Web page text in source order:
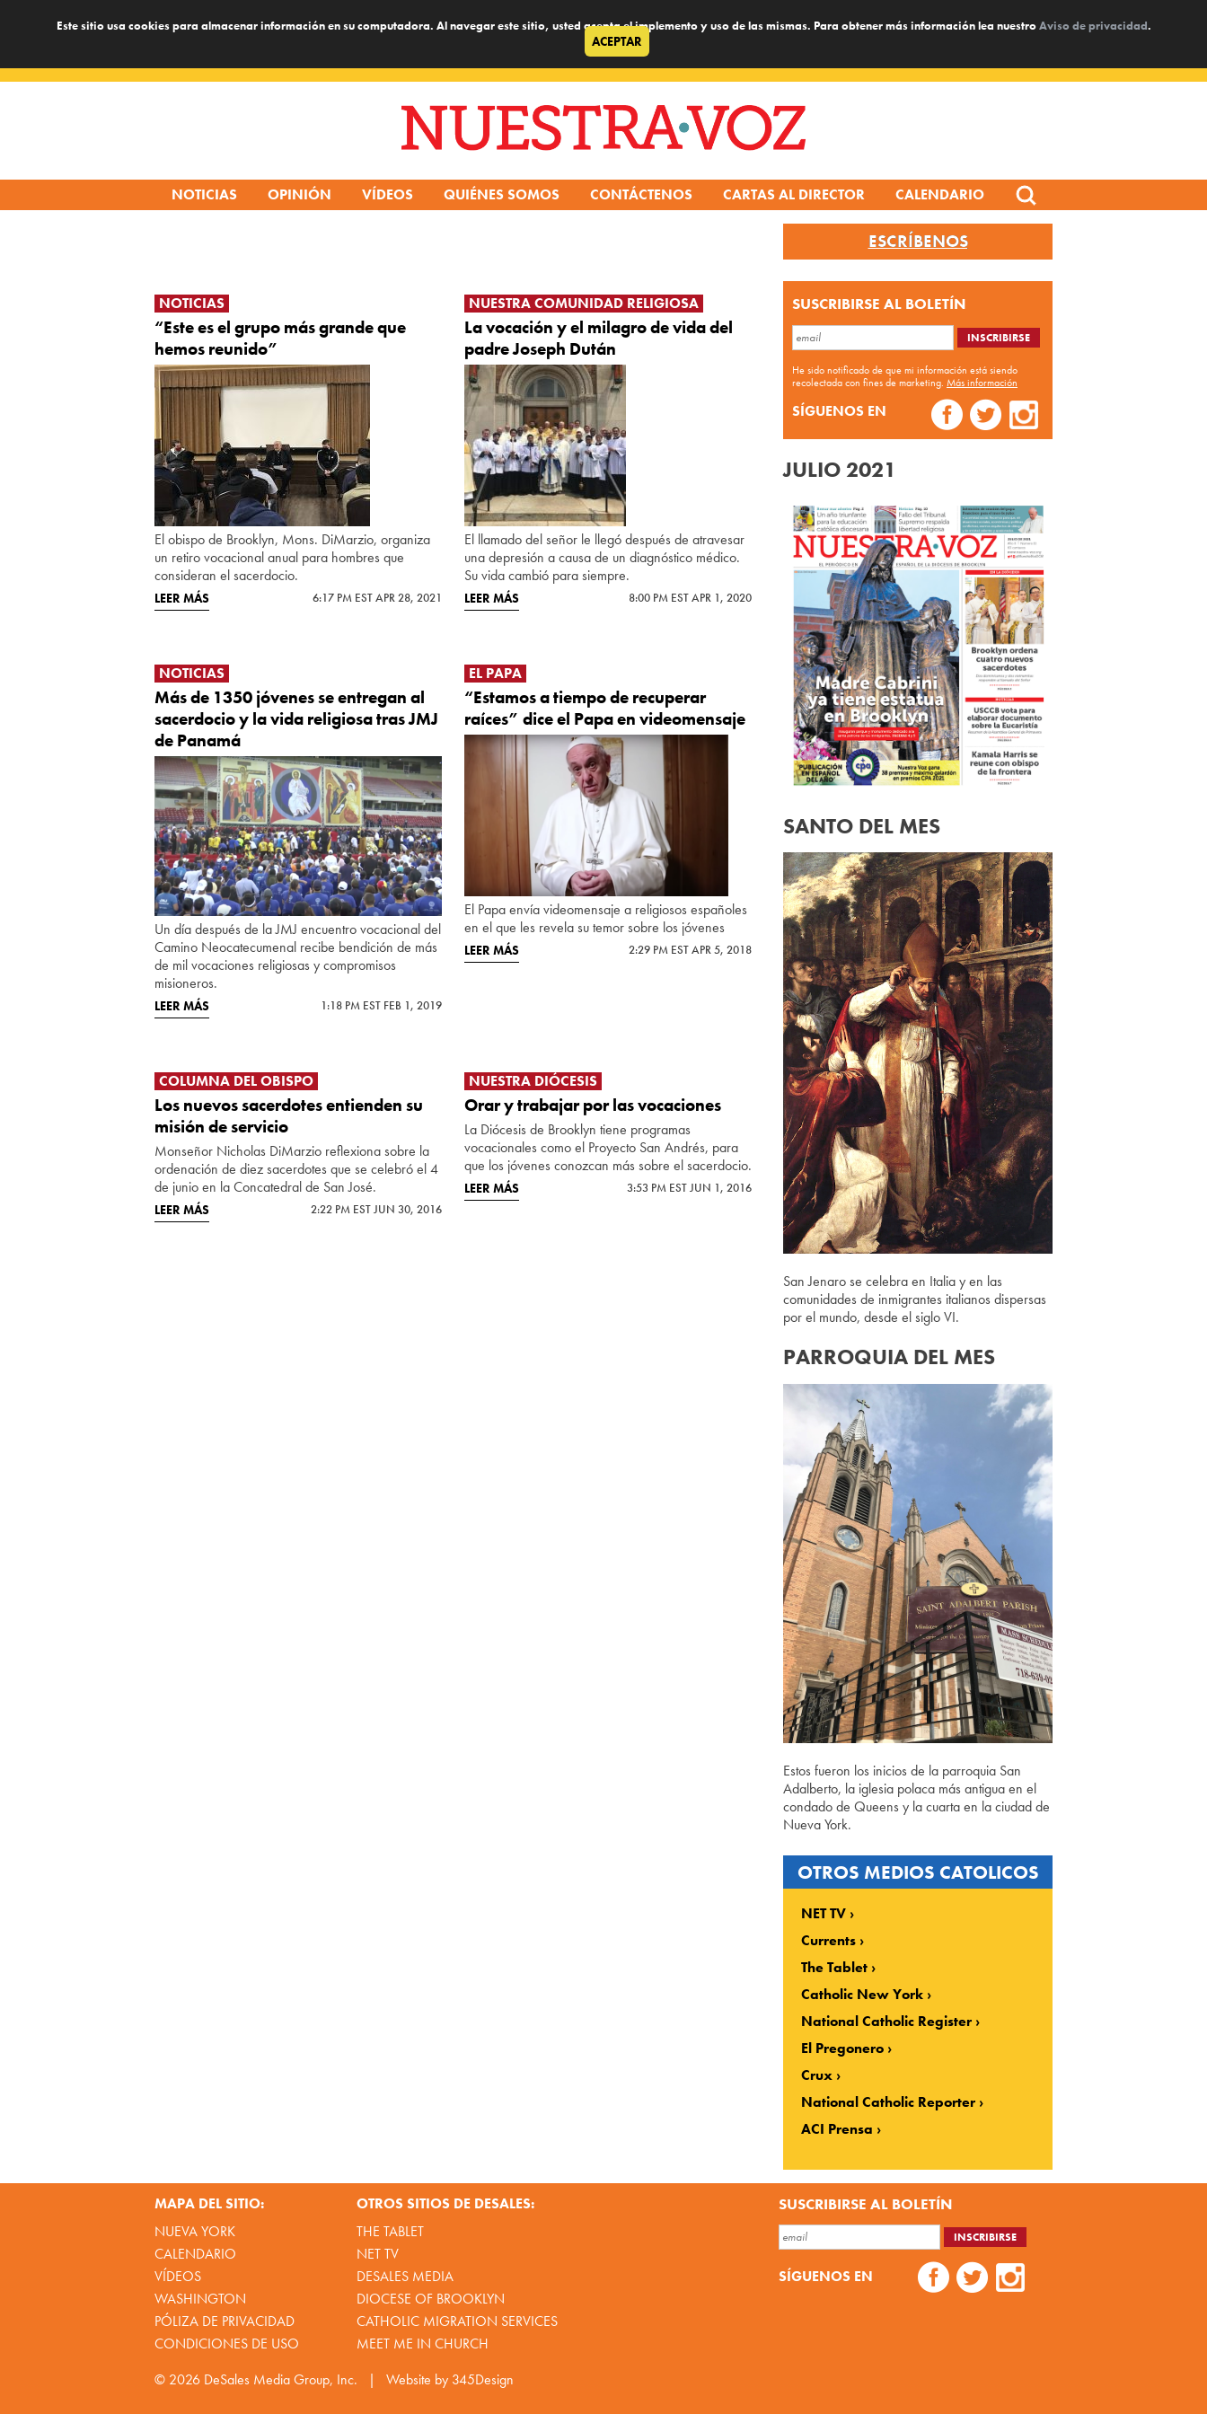
Este sitio usa cookies para almacenar información en su computadora. Al navegar este sitio, usted acepta el implemento y uso de las mismas. Para obtener más información lea nuestroAviso de privacidad.
ACEPTAR
NOTICIAS OPINIÓN VÍDEOS QUIÉNES SOMOS CONTÁCTENOS CARTAS AL DIRECTOR CALENDARIO
Search
for:
NOTICIAS
“Este es el grupo más grande que
hemos reunido”
El obispo de Brooklyn, Mons. DiMarzio, organiza
un retiro vocacional anual para hombres que
consideran el sacerdocio.
LEER MÁS 6:17 PM EST APR 28, 2021
NUESTRA COMUNIDAD RELIGIOSA
La vocación y el milagro de vida del
padre Joseph Dután
El llamado del señor le llegó después de atravesar
una depresión a causa de un diagnóstico médico.
Su vida cambió para siempre.
LEER MÁS 8:00 PM EST APR 1, 2020
NOTICIAS
Más de 1350 jóvenes se entregan al
sacerdocio y la vida religiosa tras JMJ
de Panamá
Un día después de la JMJ encuentro vocacional del
Camino Neocatecumenal recibe bendición de más
de mil vocaciones religiosas y compromisos
misioneros.
LEER MÁS 1:18 PM EST FEB 1, 2019
EL PAPA
“Estamos a tiempo de recuperar
raíces” dice el Papa en videomensaje
El Papa envía videomensaje a religiosos españoles
en el que les revela su temor sobre los jóvenes
LEER MÁS 2:29 PM EST APR 5, 2018
COLUMNA DEL OBISPO
Los nuevos sacerdotes entienden su
misión de servicio
Monseñor Nicholas DiMarzio reflexiona sobre la
ordenación de diez sacerdotes que se celebró el 4
de junio en la Concatedral de San José.
LEER MÁS 2:22 PM EST JUN 30, 2016
NUESTRA DIÓCESIS
Orar y trabajar por las vocaciones
La Diócesis de Brooklyn tiene programas
vocacionales como el Proyecto San Andrés, para
que los jóvenes conozcan más sobre el sacerdocio.
LEER MÁS 3:53 PM EST JUN 1, 2016
ESCRÍBENOS
SUSCRIBIRSE AL BOLETÍN
He sido notificado de que mi información está siendo
recolectada con fines de marketing. Más información
SÍGUENOS EN
JULIO 2021
SANTO DEL MES
San Jenaro se celebra en Italia y en las
comunidades de inmigrantes italianos dispersas
por el mundo, desde el siglo VI.
PARROQUIA DEL MES
Estos fueron los inicios de la parroquia San
Adalberto, la iglesia polaca más antigua en el
condado de Queens y la cuarta en la ciudad de
Nueva York.
OTROS MEDIOS CATOLICOS
NET TV
Currents
The Tablet
Catholic New York
National Catholic Register
El Pregonero
Crux
National Catholic Reporter
ACI Prensa
MAPA DEL SITIO:
NUEVA YORK
CALENDARIO
VÍDEOS
WASHINGTON
PÓLIZA DE PRIVACIDAD
CONDICIONES DE USO
OTROS SITIOS DE DESALES:
THE TABLET
NET TV
DESALES MEDIA
DIOCESE OF BROOKLYN
CATHOLIC MIGRATION SERVICES
MEET ME IN CHURCH
SUSCRIBIRSE AL BOLETÍN
SÍGUENOS EN
© 2026 DeSales Media Group, Inc. | Website by 345Design